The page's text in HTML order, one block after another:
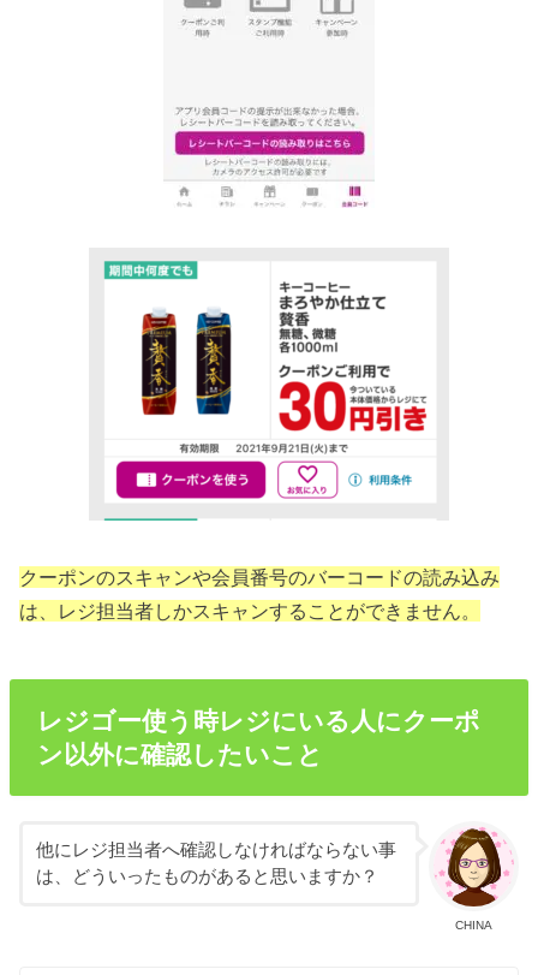
クーポンのスキャンや会員番号のバーコードの読み込み
は、レジ担当者しかスキャンすることができません。
レジゴー使う時レジにいる人にクーポ
ン以外に確認したいこと
CHINA
他にレジ担当者へ確認しなければならない事
は、どういったものがあると思いますか？